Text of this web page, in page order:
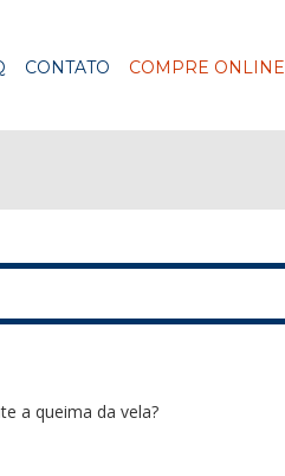
CONTATO COMPRE ONLINE
a queima da vela?